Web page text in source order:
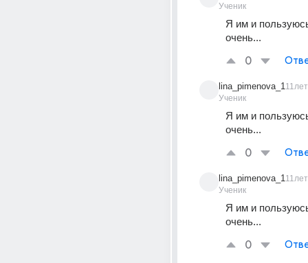
Ученик
Я им и
очень...
0
lina_pimenova_1
Ученик
11лет
Я им и
очень...
0
lina_pimenova_1
Ученик
11лет
Я им и
очень...
0